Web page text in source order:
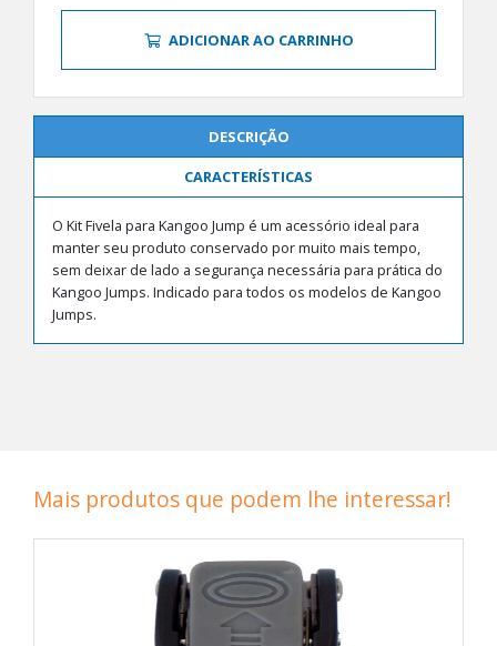
ADICIONAR AO CARRINHO
DESCRIÇÃO
CARACTERÍSTICAS
O Kit Fivela para Kangoo Jump é um acessório ideal para
manter seu produto conservado por muito mais tempo,
sem deixar de lado a segurança necessária para prática do
Kangoo Jumps. Indicado para todos os modelos de Kangoo
Jumps.
Mais produtos que podem lhe interessar!